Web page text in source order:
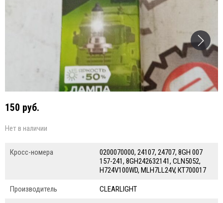
150 руб.
Нет в наличии
Кросс-номера
0200070000, 24107, 24707, 8GH 007
157-241, 8GH242632141, CLN5052,
H724V100WD, MLH7LL24V, КТ700017
Производитель CLEARLIGHT